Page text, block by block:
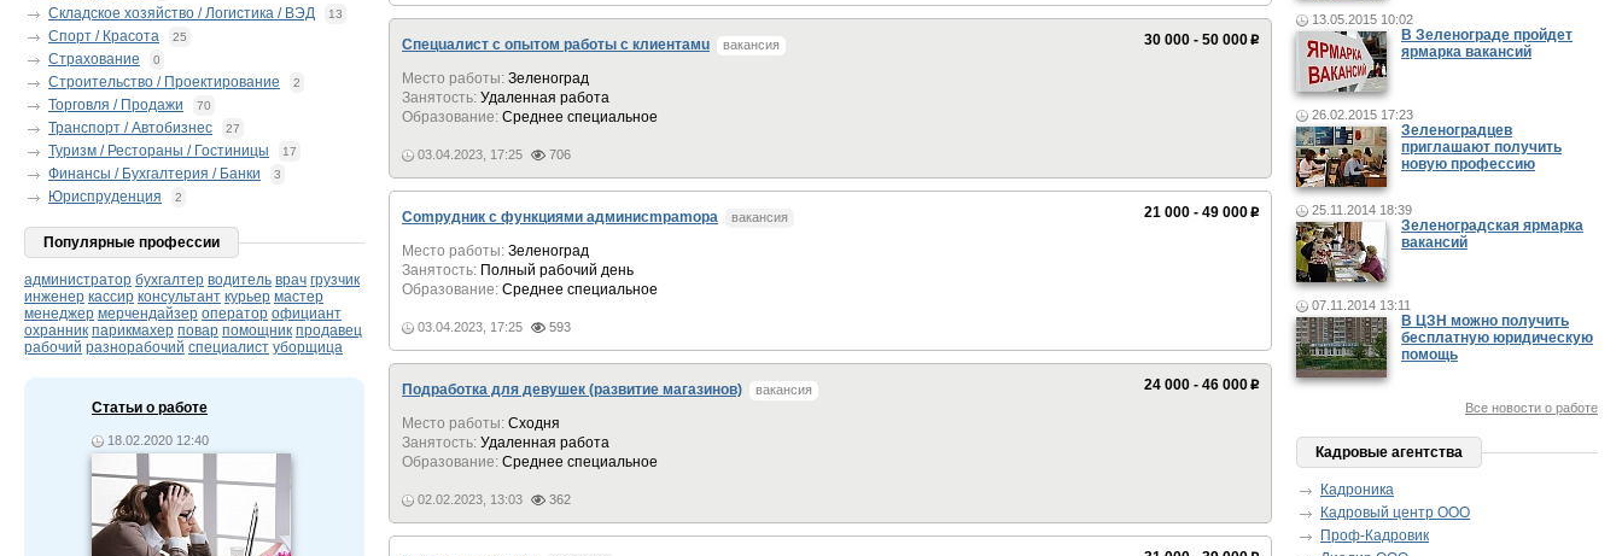
Складское хозяйство / Логистика / ВЭД 13
Спорт / Красота 25
Страхование 0
Строительство / Проектирование 2
Торговля / Продажи 70
Транспорт / Автобизнес 27
Туризм / Рестораны / Гостиницы 17
Финансы / Бухгалтерия / Банки 3
Юриспруденция 2
Популярные профессии
администратор бухгалтер водитель врач грузчик
инженер кассир консультант курьер мастер
менеджер мерчендайзер оператор официант
охранник парикмахер повар помощник продавец
рабочий разнорабочий специалист уборщица
Статьи о работе
18.02.2020 12:40
30 000 - 50 000 p
Спeцuалиcт c опытoм рaботы с клиентaмu вакансия
Место работы: Зеленоград
Занятость: Удаленная работа
Образование: Среднее специальное
03.04.2023, 17:25 706
21 000 - 49 000 p
Cоmpудник с функциями админисmраmоpа вакансия
Место работы: Зеленоград
Занятость: Полный рабочий день
Образование: Среднее специальное
03.04.2023, 17:25 593
24 000 - 46 000 p
Подработка для девушек (развитие магазинов) вакансия
Место работы: Сходня
Занятость: Удаленная работа
Образование: Среднее специальное
02.02.2023, 13:03 362
13.05.2015 10:02
В Зеленограде пройдет
ярмарка вакансий
26.02.2015 17:23
Зеленоградцев
приглашают получить
новую профессию
25.11.2014 18:39
Зеленоградская ярмарка
вакансий
07.11.2014 13:11
В ЦЗН можно получить
бесплатную юридическую
помощь
Все новости о работе
Кадровые агентства
Кадроника
Кадровый центр ООО
Проф-Кадровик